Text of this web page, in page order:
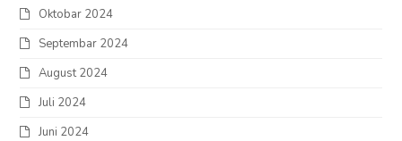
Oktobar 2024
Septembar 2024
August 2024
Juli 2024
Juni 2024